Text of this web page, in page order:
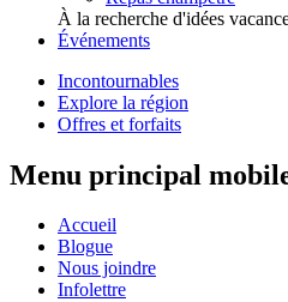
À la recherche d'idées
Événements
Incontournables
Explore la région
Offres et forfaits
Menu principal
Accueil
Blogue
Nous joindre
Infolettre